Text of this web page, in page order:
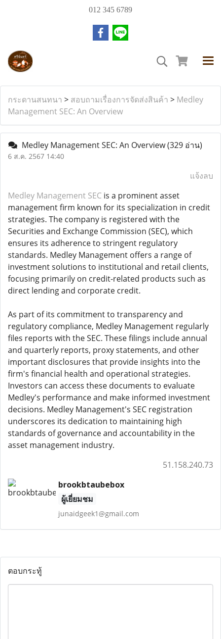
012 345 6789
กระดานสนทนา > สอบถามเรื่องการจัดส่งสินค้า > Medley
Management SEC: An Overview
Medley Management SEC: An Overview(329 อ่าน)
6 ส.ค. 2567 14:40
แจ้งลบ
Medley Management SEC is a prominent asset
management firm known for its specialization in credit
strategies. The company is registered with the
Securities and Exchange Commission (SEC), which
ensures its adherence to stringent regulatory
standards. Medley Management offers a range of
investment solutions to institutional and retail clients,
focusing primarily on credit-related products such as
direct lending and corporate credit.
As part of its commitment to transparency and
regulatory compliance, Medley Management regularly
files reports with the SEC. These filings include annual
and quarterly reports, proxy statements, and other
important disclosures that provide insights into the
firm's financial health and operational strategies.
Investors can access these documents to evaluate
Medley's performance and make informed investment
decisions. Medley Management's SEC registration
underscores its dedication to maintaining high
standards of governance and accountability in the
asset management industry.
51.158.240.73
brookbtaubebox
ผู้เยี่ยมชม
junaidgeek1@gmail.com
ตอบกระทู้